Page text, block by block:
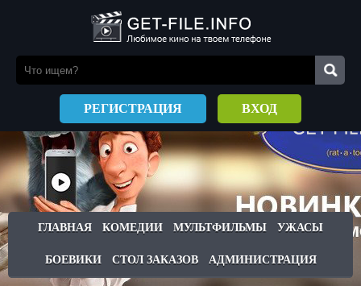
РЕГИСТРАЦИЯ ВХОД
ГЛАВНАЯ КОМЕДИИ МУЛЬТФИЛЬМЫ УЖАСЫ
БОЕВИКИ СТОЛ ЗАКАЗОВ АДМИНИСТРАЦИЯ